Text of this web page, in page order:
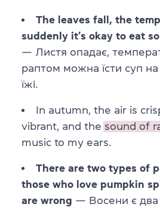
The leaves fall, the
suddenly it’s okay to eat
— Листя опадає,
раптом можна їсти суп
їжі.
In autumn, the air is
vibrant, and the sound of
music to my ears.
There are two types of
those who love pumpkin
are wrong — Восени є два